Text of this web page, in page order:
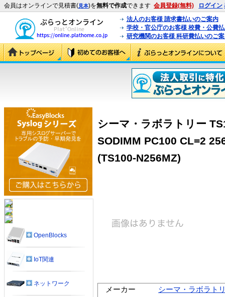
会員はオンラインで見積書(見本)を無料で作成できます 会員登録(無料) ログイン
法人のお客様 請求書払いのご案内
学校・官公庁のお客様 校費・公費
研究機関のお客様 科研費払いのご
シーマ・ラボラトリー
SODIMM PC100 CL=2
(TS100-N256MZ)
メーカー
シーマ・ラボラト
OpenBlocks
IoT関連
ネットワーク